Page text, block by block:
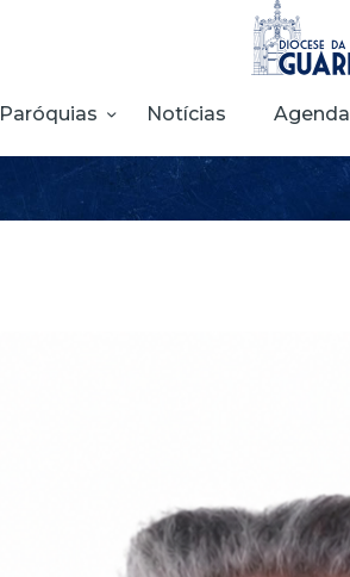
Paróquias Notícias Agenda
PARÓQUIAS
CONTACTOS